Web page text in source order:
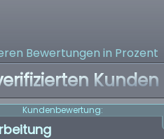
Bewertungen in Prozent
Kunden
Kundenbewertung: